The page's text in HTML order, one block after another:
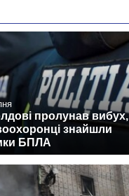
пролунав вибух,
знайшли
БПЛА